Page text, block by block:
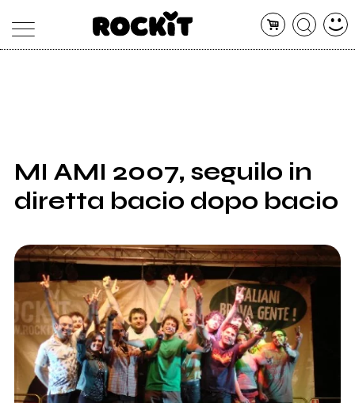
SHOP
RADIO
MI AMI 2007, seguilo in
diretta bacio dopo bacio